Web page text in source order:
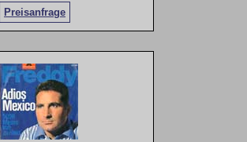
Preisanfrage